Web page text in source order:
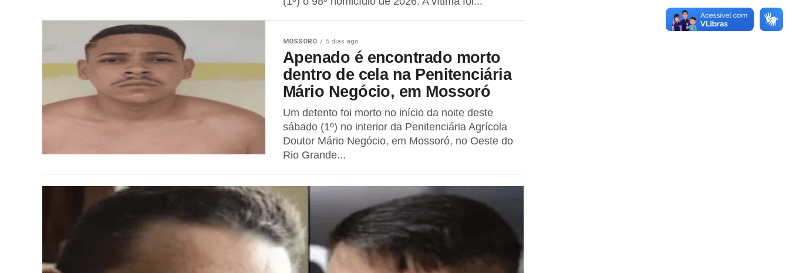
MOSSORO 5 dias ago
Apenado é encontrado morto
dentro de cela na Penitenciária
Mário Negócio, em Mossoró
Um detento foi morto no início da noite deste
sábado (1º) no interior da Penitenciária Agrícola
Doutor Mário Negócio, em Mossoró, no Oeste do
Rio Grande...